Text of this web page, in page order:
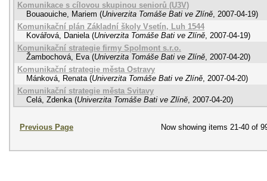
Komunikace s cílovou skupinou seniorů (U3V)
Bouaouiche, Mariem (Univerzita Tomáše Bati ve Zlíně, 2007-04-19)
Komunikační plán Základní školy Vsetín, Luh 1544
Kovářová, Daniela (Univerzita Tomáše Bati ve Zlíně, 2007-04-19)
Komunikační strategie firmy Spolmont s.r.o.
Žambochová, Eva (Univerzita Tomáše Bati ve Zlíně, 2007-04-20)
Komunikační strategie města Ostravy
Mánková, Renata (Univerzita Tomáše Bati ve Zlíně, 2007-04-20)
Komunikační strategie města Svitavy
Celá, Zdenka (Univerzita Tomáše Bati ve Zlíně, 2007-04-20)
Previous Page Now showing items 21-40 of